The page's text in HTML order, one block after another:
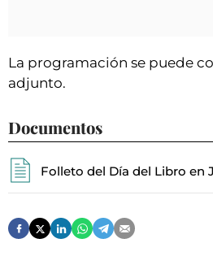
La programación se puede
adjunto.
Documentos
Folleto del Día del Libro en